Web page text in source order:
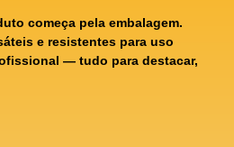
começa pela embalagem.
e resistentes para uso
— tudo para destacar,